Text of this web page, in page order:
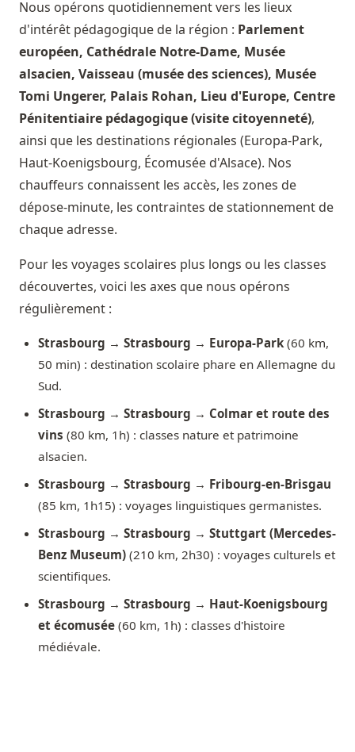
Nous opérons quotidiennement vers les lieux
d'intérêt pédagogique de la région : Parlement
européen, Cathédrale Notre-Dame, Musée
alsacien, Vaisseau (musée des sciences), Musée
Tomi Ungerer, Palais Rohan, Lieu d'Europe, Centre
Pénitentiaire pédagogique (visite citoyenneté),
ainsi que les destinations régionales (Europa-Park,
Haut-Koenigsbourg, Écomusée d'Alsace). Nos
chauffeurs connaissent les accès, les zones de
dépose-minute, les contraintes de stationnement de
chaque adresse.
Pour les voyages scolaires plus longs ou les classes
découvertes, voici les axes que nous opérons
régulièrement :
Strasbourg → Strasbourg → Europa-Park(60 km,
50 min) : destination scolaire phare en Allemagne du
Sud.
Strasbourg → Strasbourg → Colmar et route des
vins (80 km, 1h) : classes nature et patrimoine
alsacien.
Strasbourg → Strasbourg → Fribourg-en-Brisgau
(85 km, 1h15) : voyages linguistiques germanistes.
Strasbourg → Strasbourg → Stuttgart (Mercedes-
Benz Museum) (210 km, 2h30) : voyages culturels et
scientifiques.
Strasbourg → Strasbourg → Haut-Koenigsbourg
et écomusée (60 km, 1h) : classes d'histoire
médiévale.